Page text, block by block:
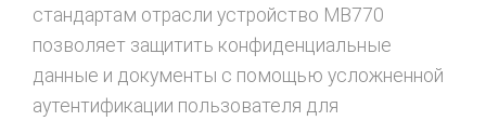
стандартам отрасли устройство MB770
позволяет защитить конфиденциальные
данные и документы с помощью усложненной
аутентификации пользователя для